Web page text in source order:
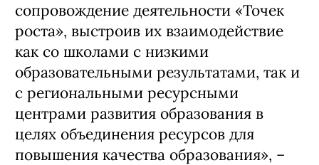
сопровождение деятельности «Точек
роста», выстроив их взаимодействие
как со школами с низкими
образовательными результатами, так и
с региональными ресурсными
центрами развития образования в
целях объединения ресурсов для
повышения качества образования», –